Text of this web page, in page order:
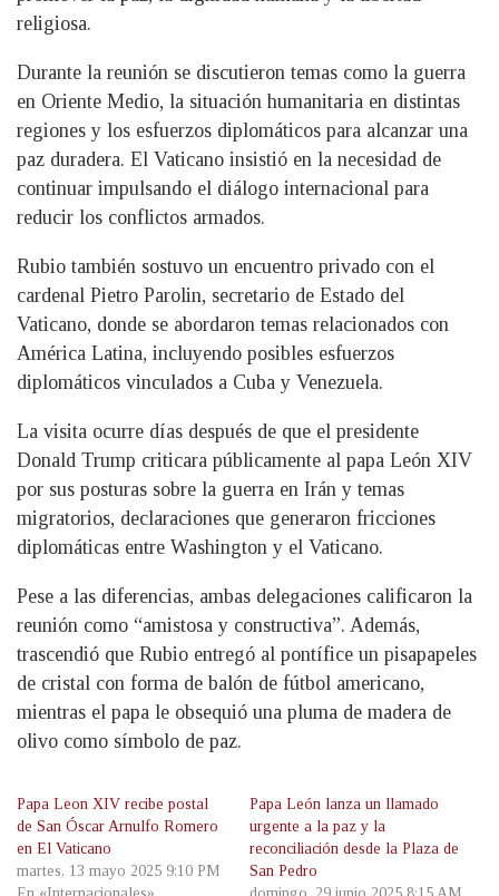
religiosa.
Durante la reunión se discutieron temas como la guerra
en Oriente Medio, la situación humanitaria en distintas
regiones y los esfuerzos diplomáticos para alcanzar una
paz duradera. El Vaticano insistió en la necesidad de
continuar impulsando el diálogo internacional para
reducir los conflictos armados.
Rubio también sostuvo un encuentro privado con el
cardenal Pietro Parolin, secretario de Estado del
Vaticano, donde se abordaron temas relacionados con
América Latina, incluyendo posibles esfuerzos
diplomáticos vinculados a Cuba y Venezuela.
La visita ocurre días después de que el presidente
Donald Trump criticara públicamente al papa León XIV
por sus posturas sobre la guerra en Irán y temas
migratorios, declaraciones que generaron fricciones
diplomáticas entre Washington y el Vaticano.
Pese a las diferencias, ambas delegaciones calificaron la
reunión como “amistosa y constructiva”. Además,
trascendió que Rubio entregó al pontífice un pisapapeles
de cristal con forma de balón de fútbol americano,
mientras el papa le obsequió una pluma de madera de
olivo como símbolo de paz.
Papa Leon XIV recibe postal
de San Óscar Arnulfo Romero
en El Vaticano
martes, 13 mayo 2025 9:10 PM
Papa León lanza un llamado
urgente a la paz y la
reconciliación desde la Plaza de
San Pedro